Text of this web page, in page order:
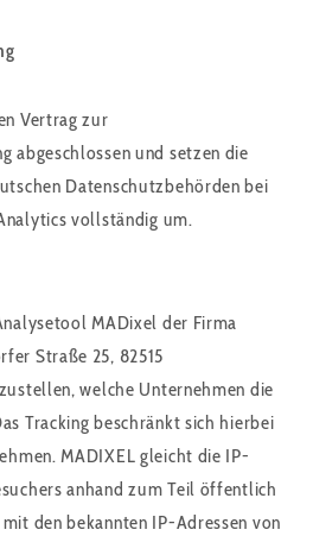
Vertrag zur
abgeschlossen und setzen die
Datenschutzbehörden bei
vollständig um.
MADixel der Firma
Straße 25, 82515
welche Unternehmen die
Tracking beschränkt sich hierbei
MADIXEL gleicht die IP-
anhand zum Teil öffentlich
den bekannten IP-Adressen von